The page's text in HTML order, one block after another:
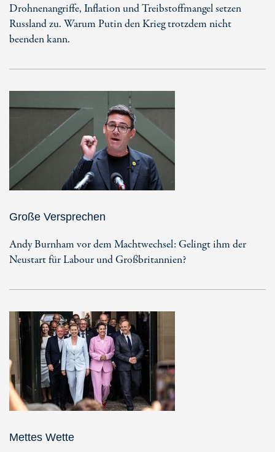
Drohnenangriffe, Inflation und Treibstoffmangel setzen
Russland zu. Warum Putin den Krieg trotzdem nicht
beenden kann.
Große Versprechen
Andy Burnham vor dem Machtwechsel: Gelingt ihm der
Neustart für Labour und Großbritannien?
Mettes Wette